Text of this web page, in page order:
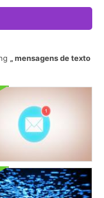
mensagens de texto